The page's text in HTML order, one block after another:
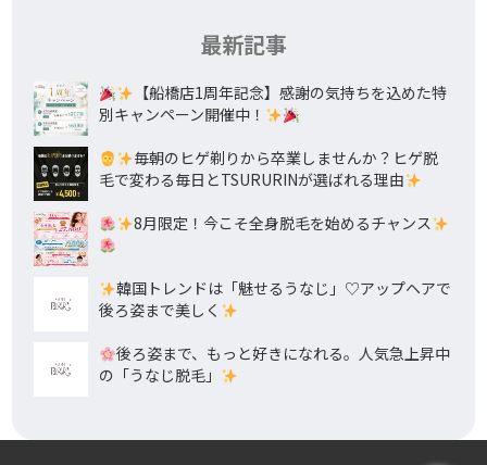
最新記事
【船橋店1周年記念】感謝の気持ちを込めた特
別キャンペーン開催中！
毎朝のヒゲ剃りから卒業しませんか？ヒゲ脱
毛で変わる毎日とTSURURINが選ばれる理由
8月限定！今こそ全身脱毛を始めるチャンス
韓国トレンドは「魅せるうなじ」♡アップヘアで
後ろ姿まで美しく
後ろ姿まで、もっと好きになれる。人気急上昇中
の「うなじ脱毛」